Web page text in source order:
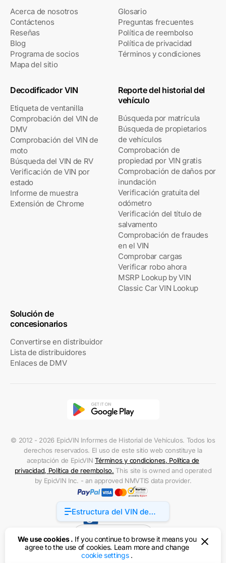
Estructura del VIN de
Honda CRF450
Acerca de nosotros
Contáctenos
Reseñas
Blog
Programa de socios
Mapa del sitio
Glosario
Preguntas frecuentes
Política de reembolso
Política de privacidad
Términos y condiciones
Decodificador VIN
Etiqueta de ventanilla
Comprobación del VIN de
DMV
Comprobación del VIN de
moto
Búsqueda del VIN de RV
Verificación de VIN por
estado
Informe de muestra
Extensión de Chrome
Reporte del historial del
vehículo
Búsqueda por matrícula
Búsqueda de propietarios
de vehículos
Comprobación de
propiedad por VIN gratis
Comprobación de daños por
inundación
Verificación gratuita del
odómetro
Verificación del título de
salvamento
Comprobación de fraudes
en el VIN
Comprobar cargas
Verificar robo ahora
MSRP Lookup by VIN
Classic Car VIN Lookup
Solución de
concesionarios
Convertirse en distribuidor
Lista de distribuidores
Enlaces de DMV
© 2012 - 2026 EpicVIN Informes de Historial de Vehículos. Todos los
derechos reservados. El uso de este sitio web constituye la
aceptación de EpicVINTérminos y condiciones, Política de
privacidad, Política de reembolso. This site is owned and operated
by EpicVIN Inc. - an approved NMVTIS data provider.
Estados Unidos
Accessibility
We use cookies . If you continue to browse it means you
agree to the use of cookies. Learn more and change
cookie settings.